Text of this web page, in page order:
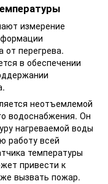
измерение
от перегрева.
в обеспечении
неотъемлемой
водоснабжения. Он
нагреваемой воды
работу всей
температуры
привести к
вызвать пожар.